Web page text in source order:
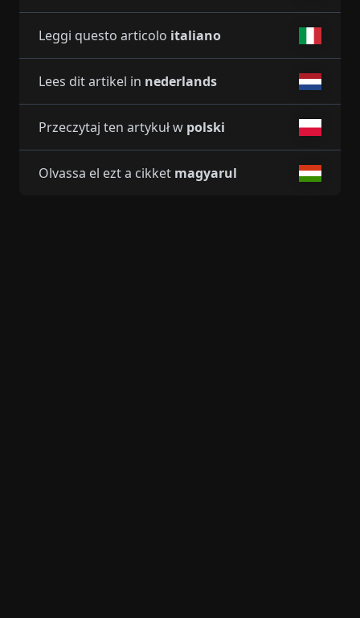
Leggi questo articolo italiano
Lees dit artikel in nederlands
Przeczytaj ten artykuł w polski
Olvassa el ezt a cikket magyarul